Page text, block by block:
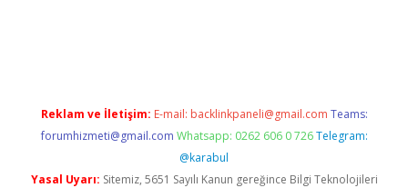
Reklam ve İletişim: E-mail: backlinkpaneli@gmail.com Teams:
forumhizmeti@gmail.com Whatsapp: 0262 606 0 726 Telegram:
@karabul
Yasal Uyarı: Sitemiz, 5651 Sayılı Kanun gereğince Bilgi Teknolojileri